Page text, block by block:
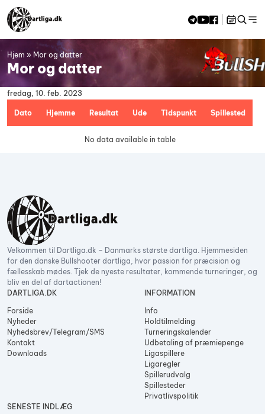
<< aug 2026 >>
M Ti L
S
27
28
3
4 5 6 7 8
9
10
11 14
16
17
18 19 20 21 22
23
25 26 27 28
Hjem » Mor og datter
Mor og datter
fredag, 10. feb. 2023
Dato Hjemme Resultat Ude Tidspunkt Spillested
No data available in table
Velkommen til Dartliga.dk – Danmarks største dartliga. Hjemmesiden
for den danske Bullshooter dartliga, hvor passion for præcision og
fællesskab mødes. Tjek de nyeste resultater, kommende turneringer, og
bliv en del af dartactionen!
DARTLIGA.DK
Forside
Nyheder
Nyhedsbrev/Telegram/SMS
Kontakt
Downloads
INFORMATION
Info
Holdtilmelding
Turneringskalender
Udbetaling af præmiepenge
Ligaspillere
Ligaregler
Spillerudvalg
Spillesteder
Privatlivspolitik
SENESTE INDLÆG